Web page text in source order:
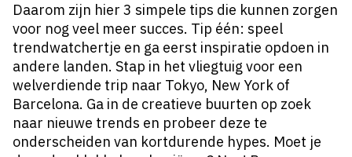
Daarom zijn hier 3 simpele tips die kunnen zorgen
voor nog veel meer succes. Tip één: speel
trendwatchertje en ga eerst inspiratie opdoen in
andere landen. Stap in het vliegtuig voor een
welverdiende trip naar Tokyo, New York of
Barcelona. Ga in de creatieve buurten op zoek
naar nieuwe trends en probeer deze te
onderscheiden van kortdurende hypes. Moet je